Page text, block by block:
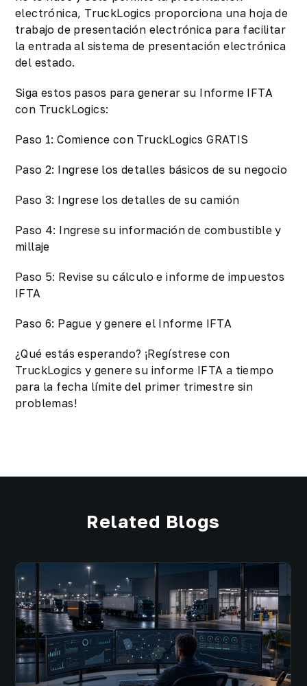
electrónica, TruckLogics proporciona una hoja de
trabajo de presentación electrónica para facilitar
la entrada al sistema de presentación electrónica
del estado.
Siga estos pasos para generar su Informe IFTA
con TruckLogics:
Paso 1: Comience con TruckLogics GRATIS
Paso 2: Ingrese los detalles básicos de su negocio
Paso 3: Ingrese los detalles de su camión
Paso 4: Ingrese su información de combustible y
millaje
Paso 5: Revise su cálculo e informe de impuestos
IFTA
Paso 6: Pague y genere el Informe IFTA
¿Qué estás esperando? ¡Regístrese con
TruckLogics y genere su informe IFTA a tiempo
para la fecha límite del primer trimestre sin
problemas!
Related Blogs